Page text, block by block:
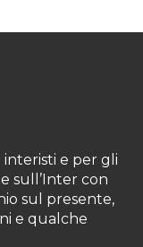
e per gli
sull’Inter con
sul presente,
e qualche